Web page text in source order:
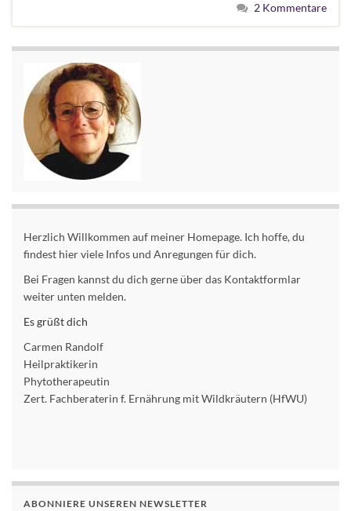
2 Kommentare
Herzlich Willkommen auf meiner Homepage. Ich hoffe, du
findest hier viele Infos und Anregungen für dich.
Bei Fragen kannst du dich gerne über das Kontaktformlar
weiter unten melden.
Es grüßt dich
Carmen Randolf
Heilpraktikerin
Phytotherapeutin
Zert. Fachberaterin f. Ernährung mit Wildkräutern (HfWU)
ABONNIERE UNSEREN NEWSLETTER